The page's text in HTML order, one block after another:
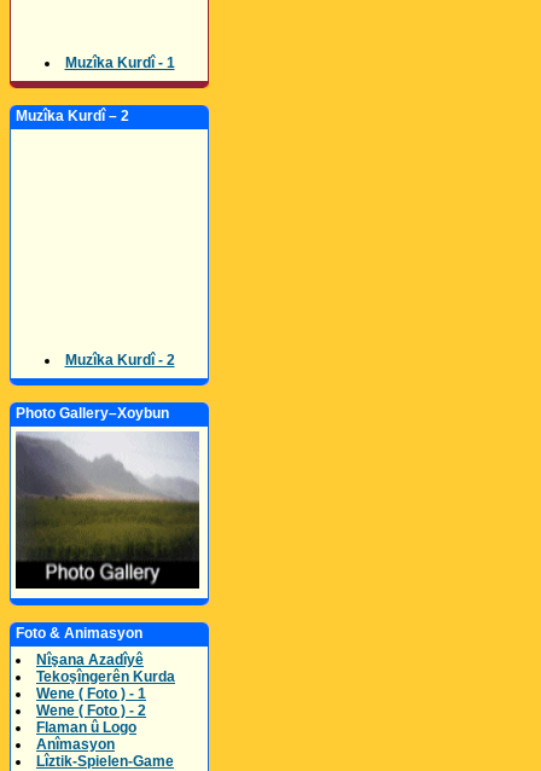
Muzîka Kurdî - 1
Muzîka Kurdî – 2
Muzîka Kurdî - 2
Photo Gallery–Xoybun
Foto & Animasyon
Nîşana Azadîyê
Tekoşîngerên Kurda
Wene ( Foto ) - 1
Wene ( Foto ) - 2
Flaman û Logo
Anîmasyon
Lîztik-Spielen-Game